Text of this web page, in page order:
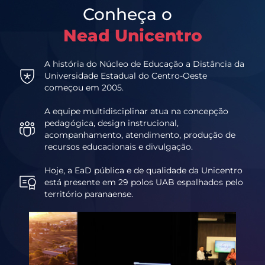
Conheça o
Nead Unicentro
A história do Núcleo de Educação a Distância da
Universidade Estadual do Centro-Oeste
começou em 2005.
A equipe multidisciplinar atua na concepção
pedagógica, design instrucional,
acompanhamento, atendimento, produção de
recursos educacionais e divulgação.
Hoje, a EaD pública e de qualidade da Unicentro
está presente em 29 polos UAB espalhados pelo
território paranaense.